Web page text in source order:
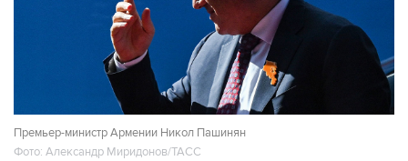
Премьер-министр Армении Никол Пашинян
Фото: Александр Миридонов/ТАСС